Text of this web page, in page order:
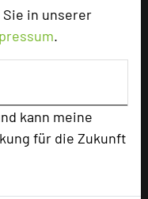
in unserer
.
kann meine
für die Zukunft